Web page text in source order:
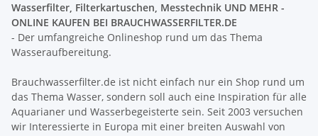
Wasserfilter, Filterkartuschen, Messtechnik UND MEHR -
ONLINE KAUFEN BEI BRAUCHWASSERFILTER.DE
- Der umfangreiche Onlineshop rund um das Thema
Wasseraufbereitung.
Brauchwasserfilter.de ist nicht einfach nur ein Shop rund um
das Thema Wasser, sondern soll auch eine Inspiration für alle
Aquarianer und Wasserbegeisterte sein. Seit 2003 versuchen
wir Interessierte in Europa mit einer breiten Auswahl von